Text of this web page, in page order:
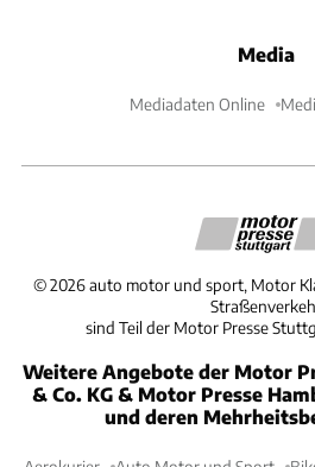
Media
Mediadaten Online
©2026 auto motor und sport, Motor
sind Teil der Motor Presse
Weitere Angebote der Motor
& Co. KG & Motor Presse
und deren